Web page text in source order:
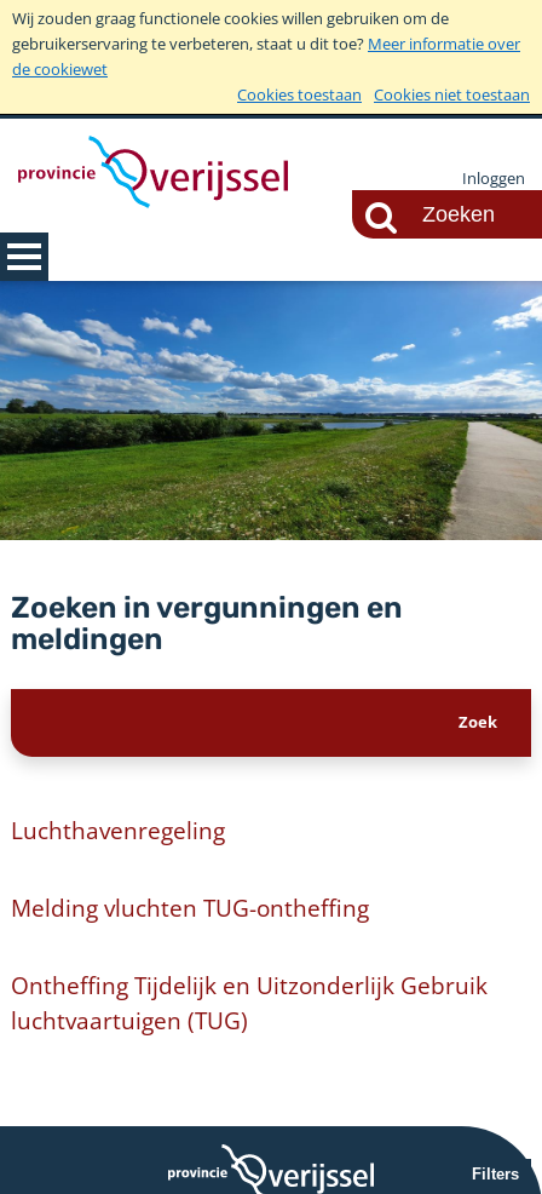
Wij zouden graag functionele cookies willen gebruiken om de
gebruikerservaring te verbeteren, staat u dit toe? Meer informatie over
de cookiewet
Cookies toestaan
Cookies niet toestaan
Inloggen
Zoeken in vergunningen en
meldingen
Luchthavenregeling
Melding vluchten TUG-ontheffing
Ontheffing Tijdelijk en Uitzonderlijk Gebruik
luchtvaartuigen (TUG)
Filters